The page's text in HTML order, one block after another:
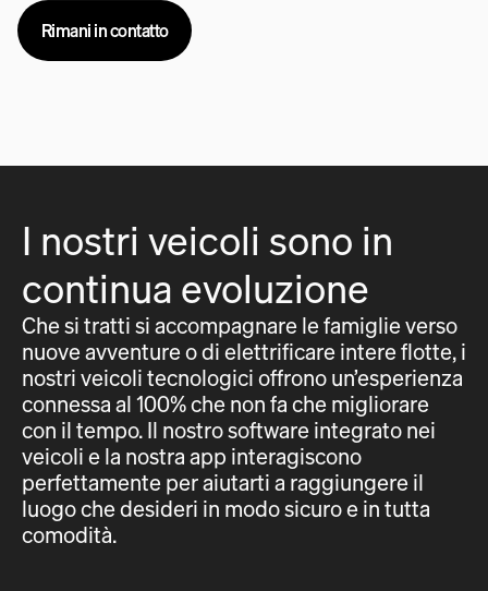
Rimani in contatto
I nostri veicoli sono in
continua evoluzione
Che si tratti si accompagnare le famiglie verso
nuove avventure o di elettrificare intere flotte, i
nostri veicoli tecnologici offrono un’esperienza
connessa al 100% che non fa che migliorare
con il tempo. Il nostro software integrato nei
veicoli e la nostra app interagiscono
perfettamente per aiutarti a raggiungere il
luogo che desideri in modo sicuro e in tutta
comodità.